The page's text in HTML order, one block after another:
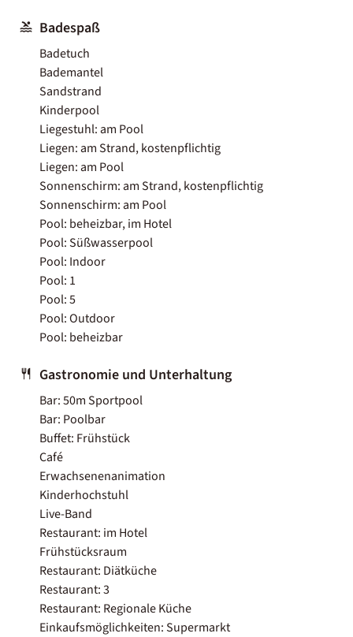
Badespaß
Badetuch
Bademantel
Sandstrand
Kinderpool
Liegestuhl: am Pool
Liegen: am Strand, kostenpflichtig
Liegen: am Pool
Sonnenschirm: am Strand, kostenpflichtig
Sonnenschirm: am Pool
Pool: beheizbar, im Hotel
Pool: Süßwasserpool
Pool: Indoor
Pool: 1
Pool: 5
Pool: Outdoor
Pool: beheizbar
Gastronomie und Unterhaltung
Bar: 50m Sportpool
Bar: Poolbar
Buffet: Frühstück
Café
Erwachsenenanimation
Kinderhochstuhl
Live-Band
Restaurant: im Hotel
Frühstücksraum
Restaurant: Diätküche
Restaurant: 3
Restaurant: Regionale Küche
Einkaufsmöglichkeiten: Supermarkt